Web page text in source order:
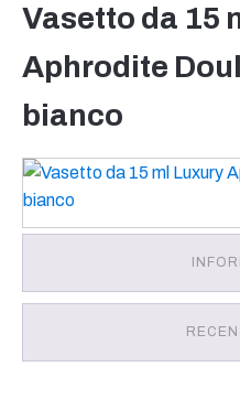
Vasetto da 15
Aphrodite
bianco